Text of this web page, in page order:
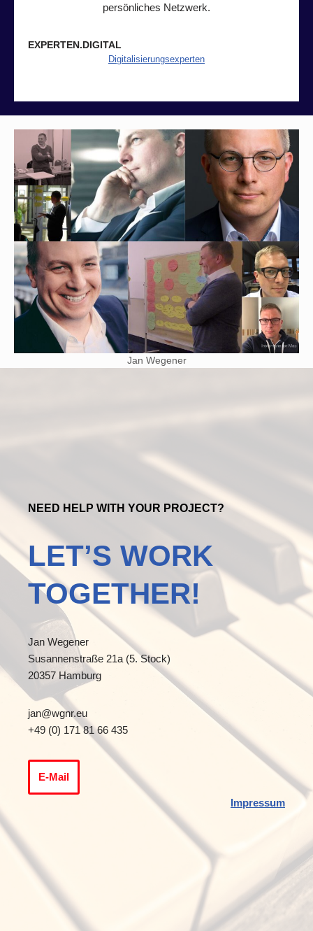
persönliches Netzwerk.
EXPERTEN.DIGITAL
Digitalisierungsexperten
Jan Wegener
NEED HELP WITH YOUR PROJECT?
LET’S WORK
TOGETHER!
Jan Wegener
Susannenstraße 21a (5. Stock)
20357 Hamburg
jan@wgnr.eu
+49 (0) 171 81 66 435
E-Mail
Impressum